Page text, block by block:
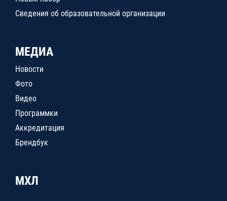
Сведения об образовательной организации
МЕДИА
Новости
Фото
Видео
Программки
Аккредитация
Брендбук
МХЛ